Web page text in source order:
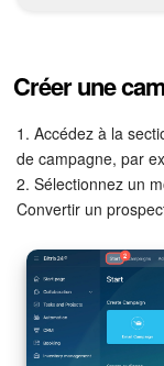
BI Builder
Processus
Espace
CRM +
Marketing
Créer une
1. Accédez à la
de campagne, par
2. Sélectionnez un
Convertir un